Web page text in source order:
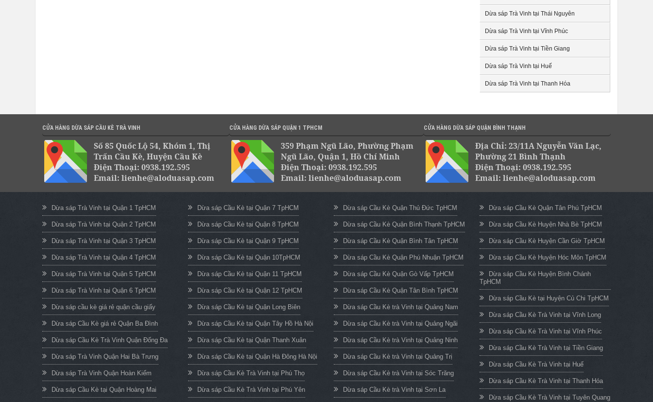
Dừa sáp Trà Vinh tại Thái Nguyên
Dừa sáp Trà Vinh tại Vĩnh Phúc
Dừa sáp Trà Vinh tại Tiền Giang
Dừa sáp Trà Vinh tại Huế
Dừa sáp Trà Vinh tại Thanh Hóa
CỬA HÀNG DỪA SÁP CẦU KÈ TRÀ VINH
Số 85 Quốc Lộ 54, Khóm 1, Thị
Trấn Cầu Kè, Huyện Cầu Kè
Điện Thoại: 0938.192.595
Email: lienhe@aloduasap.com
CỬA HÀNG DỪA SÁP QUẬN 1 TPHCM
359 Phạm Ngũ Lão, Phường Phạm
Ngũ Lão, Quận 1, Hồ Chí Minh
Điện Thoại: 0938.192.595
Email: lienhe@aloduasap.com
CỬA HÀNG DỪA SÁP QUẬN BÌNH THẠNH
Địa Chỉ: 23/11A Nguyễn Văn Lạc,
Phường 21 Bình Thạnh
Điện Thoại: 0938.192.595
Email: lienhe@aloduasap.com
Dừa sáp Trà Vinh tại Quận 1 TpHCM
Dừa sáp Trà Vinh tại Quận 2 TpHCM
Dừa sáp Trà Vinh tại Quận 3 TpHCM
Dừa sáp Trà Vinh tại Quận 4 TpHCM
Dừa sáp Trà Vinh tại Quận 5 TpHCM
Dừa sáp Trà Vinh tại Quận 6 TpHCM
Dừa sáp cầu kè giá rẻ quận cầu giấy
Dừa sáp Cầu Kè giá rẻ Quận Ba Đình
Dừa sáp Cầu Kè Trà Vinh Quận Đống Đa
Dừa sáp Trà Vinh Quận Hai Bà Trưng
Dừa sáp Trà Vinh Quận Hoàn Kiếm
Dừa sáp Cầu Kè tại Quận Hoàng Mai
Dừa sáp Cầu Kè tại Quận 7 TpHCM
Dừa sáp Cầu Kè tại Quận 8 TpHCM
Dừa sáp Cầu Kè tại Quận 9 TpHCM
Dừa sáp Cầu Kè tại Quận 10TpHCM
Dừa sáp Cầu Kè tại Quận 11 TpHCM
Dừa sáp Cầu Kè tại Quận 12 TpHCM
Dừa sáp Cầu Kè tại Quận Long Biên
Dừa sáp Cầu Kè tại Quận Tây Hồ Hà Nội
Dừa sáp Cầu Kè tại Quận Thanh Xuân
Dừa sáp Cầu Kè tại Quận Hà Đông Hà Nội
Dừa sáp Cầu Kè Trà Vinh tại Phú Thọ
Dừa sáp Cầu Kè Trà Vinh tại Phú Yên
Dừa sáp Cầu Kè Quận Thủ Đức TpHCM
Dừa sáp Cầu Kè Quận Bình Thạnh TpHCM
Dừa sáp Cầu Kè Quận Bình Tân TpHCM
Dừa sáp Cầu Kè Quận Phú Nhuận TpHCM
Dừa sáp Cầu Kè Quận Gò Vấp TpHCM
Dừa sáp Cầu Kè Quận Tân Bình TpHCM
Dừa sáp Cầu Kè trà Vinh tại Quảng Nam
Dừa sáp Cầu Kè trà Vinh tại Quảng Ngãi
Dừa sáp Cầu Kè trà Vinh tại Quảng Ninh
Dừa sáp Cầu Kè trà Vinh tại Quảng Trị
Dừa sáp Cầu Kè trà Vinh tại Sóc Trăng
Dừa sáp Cầu Kè trà Vinh tại Sơn La
Dừa sáp Cầu Kè Quận Tân Phú TpHCM
Dừa sáp Cầu Kè Huyện Nhà Bè TpHCM
Dừa sáp Cầu Kè Huyện Cần Giờ TpHCM
Dừa sáp Cầu Kè Huyện Hóc Môn TpHCM
Dừa sáp Cầu Kè Huyện Bình Chánh
TpHCM
Dừa sáp Cầu Kè tại Huyện Củ Chi TpHCM
Dừa sáp Cầu Kè Trà Vinh tại Vĩnh Long
Dừa sáp Cầu Kè Trà Vinh tại Vĩnh Phúc
Dừa sáp Cầu Kè Trà Vinh tại Tiền Giang
Dừa sáp Cầu Kè Trà Vinh tại Huế
Dừa sáp Cầu Kè Trà Vinh tại Thanh Hóa
Dừa sáp Cầu Kè Trà Vinh tại Tuyên Quang